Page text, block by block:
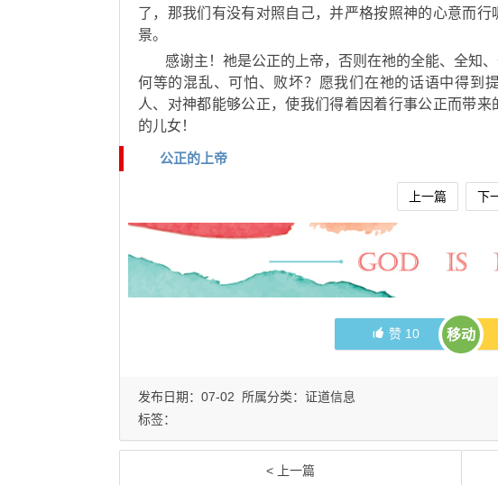
了，那我们有没有对照自己，并严格按照神的心意而
景。
感谢主！祂是公正的上帝，否则在祂的全能、全知
何等的混乱、可怕、败坏？愿我们在祂的话语中得到
人、对神都能够公正，使我们得着因着行事公正而带
的儿女！
公正的上帝
上一篇 下
赞 10 移动
发布日期：07-02 所属分类： 证道信息
标签：
< 上一篇